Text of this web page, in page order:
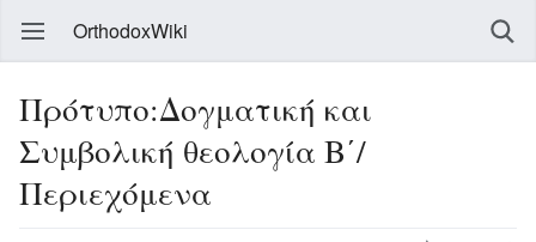
OrthodoxWiki
Πρότυπο:Δογματική και
Συμβολική θεολογία Β΄/
Περιεχόμενα